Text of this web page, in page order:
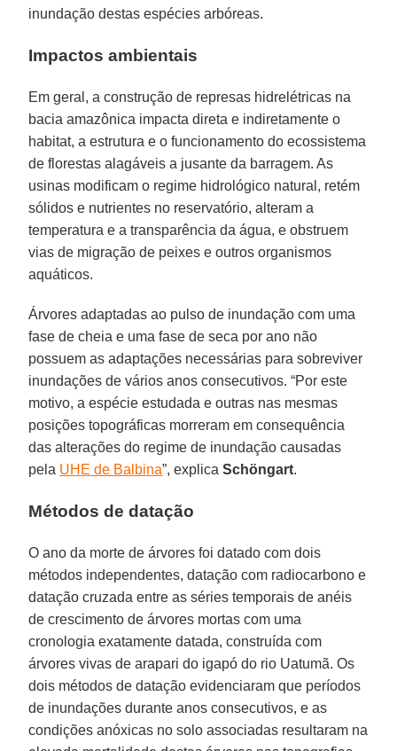
inundação destas espécies arbóreas.
Impactos ambientais
Em geral, a construção de represas hidrelétricas na
bacia amazônica impacta direta e indiretamente o
habitat, a estrutura e o funcionamento do ecossistema
de florestas alagáveis a jusante da barragem. As
usinas modificam o regime hidrológico natural, retém
sólidos e nutrientes no reservatório, alteram a
temperatura e a transparência da água, e obstruem
vias de migração de peixes e outros organismos
aquáticos.
Árvores adaptadas ao pulso de inundação com uma
fase de cheia e uma fase de seca por ano não
possuem as adaptações necessárias para sobreviver
inundações de vários anos consecutivos. “Por este
motivo, a espécie estudada e outras nas mesmas
posições topográficas morreram em consequência
das alterações do regime de inundação causadas
pela UHE de Balbina”, explicaSchöngart.
Métodos de datação
O ano da morte de árvores foi datado com dois
métodos independentes, datação com radiocarbono e
datação cruzada entre as séries temporais de anéis
de crescimento de árvores mortas com uma
cronologia exatamente datada, construída com
árvores vivas de arapari do igapó do rio Uatumã. Os
dois métodos de datação evidenciaram que períodos
de inundações durante anos consecutivos, e as
condições anóxicas no solo associadas resultaram na